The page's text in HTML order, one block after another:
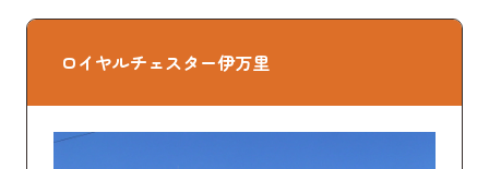
ロイヤルチェスター伊万里